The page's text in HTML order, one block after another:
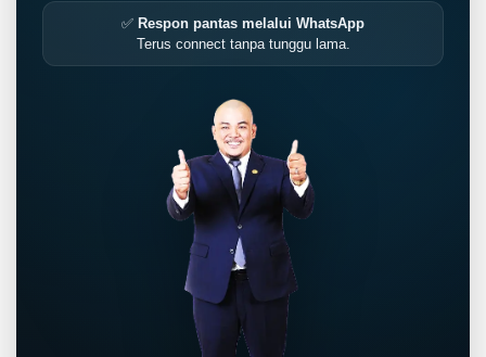
✅ Respon pantas melalui WhatsApp
Terus connect tanpa tunggu lama.